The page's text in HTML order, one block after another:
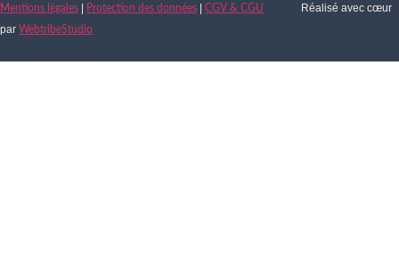
Mentions légales Protection des données CGV & CGU
Réalisé avec cœur
par WebtribeStudio